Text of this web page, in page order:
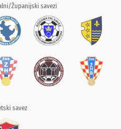
Županijski savezi
savez